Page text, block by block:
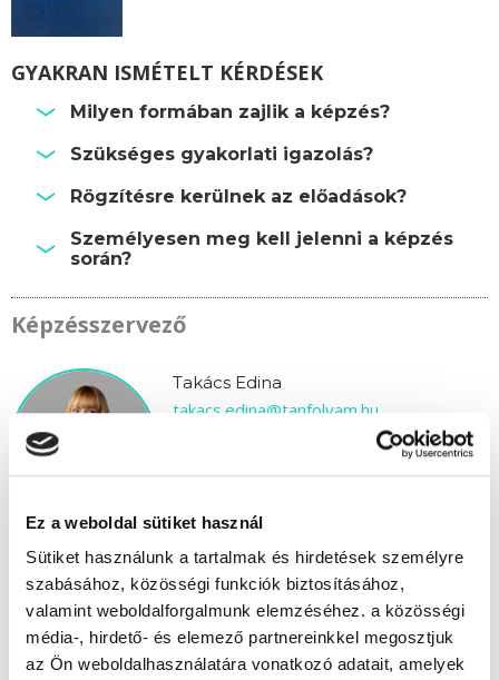
Ez a weboldal sütiket használ
Sütiket használunk a tartalmak és hirdetések személyre
szabásához, közösségi funkciók biztosításához,
valamint weboldalforgalmunk elemzéséhez. a közösségi
média-, hirdető- és elemező partnereinkkel megosztjuk
az Ön weboldalhasználatára vonatkozó adatait, amelyek
GYAKRAN ISMÉTELT KÉRDÉSEK
Milyen formában zajlik a képzés?
Szükséges gyakorlati igazolás?
Rögzítésre kerülnek az előadások?
Személyesen meg kell jelenni a képzés
során?
Képzésszervező
Takács Edina
takacs.edina@tanfolyam.hu
" Q " csoport
42 nap az indulásig!